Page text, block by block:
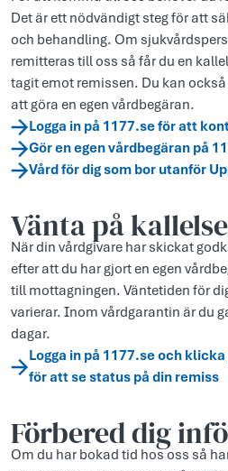
Det är ett nödvändigt steg för att
och behandling. Om
remitteras till oss så får du en
tagit emot remissen. Du kan
att göra en egen vårdbegäran.
Logga in på 1177.se för att
Gör en egen vårdbegäran på
Vård för dig som bor utanför
Vänta på kallelse
När din vårdgivare har skickat
efter att du har gjort en egen
till mottagningen. Väntetiden för
varierar. Inom vårdgarantin är du
dagar.
Logga in på 1177.se och
för att se status på din remiss
Förbered dig
Om du har bokad tid hos oss så